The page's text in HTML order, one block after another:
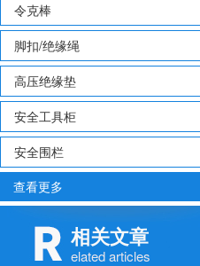
令克棒
脚扣/绝缘绳
高压绝缘垫
安全工具柜
安全围栏
查看更多
相关文章
elated articles